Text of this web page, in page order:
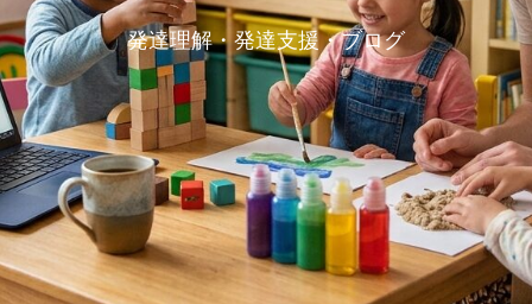
発達理解・発達支援・ブログ